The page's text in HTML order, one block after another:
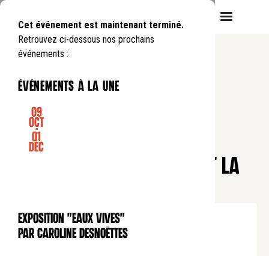
Cet événement est maintenant terminé.
Retrouvez ci-dessous nos prochains
événements :
événements à la une
EXPOSITION
09
Oct
-
01
Déc
Exposition "Eaux Vives"
par Caroline Desnoëttes
CONFÉRENCE
13 AVRIL 1529 : ÉRASME FUIT LA
Mardi20
.
01de12:45à13:45
Tarif plein : 10€